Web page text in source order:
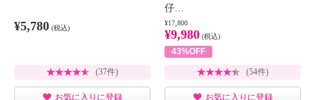
¥5,780 (税込)
(37件)
お気に入りに登録
仔…
¥17,800
¥9,980 (税込)
43%OFF
(54件)
お気に入りに登録